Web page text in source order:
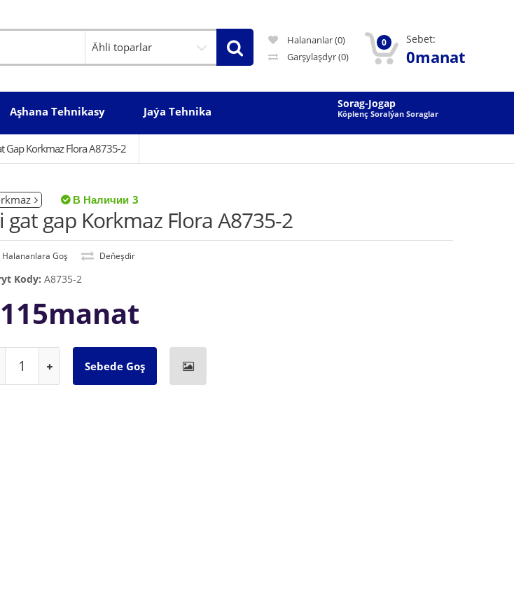
Halananlar (0)
Garşylaşdyr(0)
0 Sebet:
0manat
Aşhana Tehnikasy Jaýa Tehnika
Sorag-Jogap
Köplenç Soralýan Soraglar
Gap Korkmaz Flora A8735-2
3
gat gap Korkmaz Flora A8735-2
Halananlara Goş Deňeşdir
Kody: A8735-2